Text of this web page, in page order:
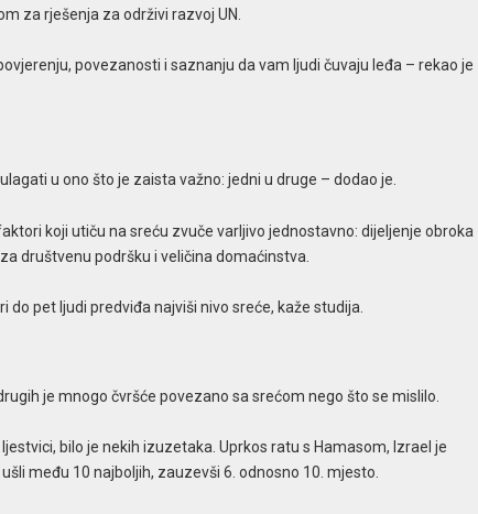
za rješenja za održivi razvoj UN.
povezanosti i saznanju da vam ljudi čuvaju leđa – rekao je
u ono što je zaista važno: jedni u druge – dodao je.
koji utiču na sreću zvuče varljivo jednostavno: dijeljenje obroka
društvenu podršku i veličina domaćinstva.
do pet ljudi predviđa najviši nivo sreće, kaže studija.
je mnogo čvršće povezano sa srećom nego što se mislilo.
bilo je nekih izuzetaka. Uprkos ratu s Hamasom, Izrael je
među 10 najboljih, zauzevši 6. odnosno 10. mjesto.